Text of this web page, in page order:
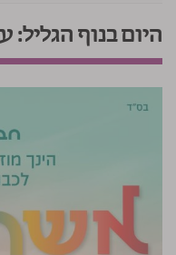
היום בנוף